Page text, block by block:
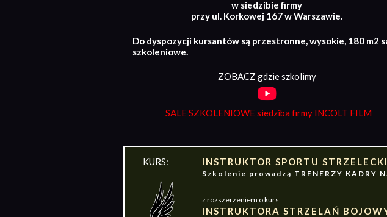
w siedzibie firmy
przy ul. Korkowej 167 w Warszawie.
Do dyspozycji kursantów są przestronne, wysokie, 180 m2
szkoleniowe.
ZOBACZ gdzie szkolimy
SALE SZKOLENIOWE siedziba firmy INCOLT FILM
KURS: INSTRUKTOR SPORTU
Szkolenie prowadzą TRENERZY KADRY
z rozszerzeniem o kurs
INSTRUKTORA STRZELAŃ